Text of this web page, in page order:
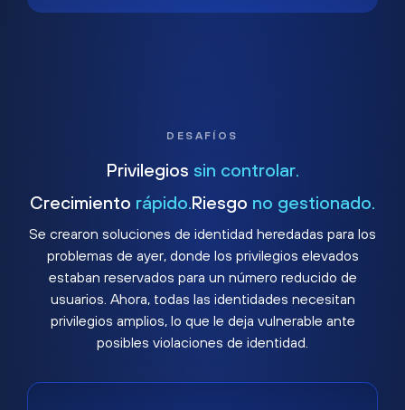
DESAFÍOS
Privilegios sin controlar.
Crecimiento rápido. Riesgo no gestionado.
Se crearon soluciones de identidad heredadas para los
problemas de ayer, donde los privilegios elevados
estaban reservados para un número reducido de
usuarios. Ahora, todas las identidades necesitan
privilegios amplios, lo que le deja vulnerable ante
posibles violaciones de identidad.